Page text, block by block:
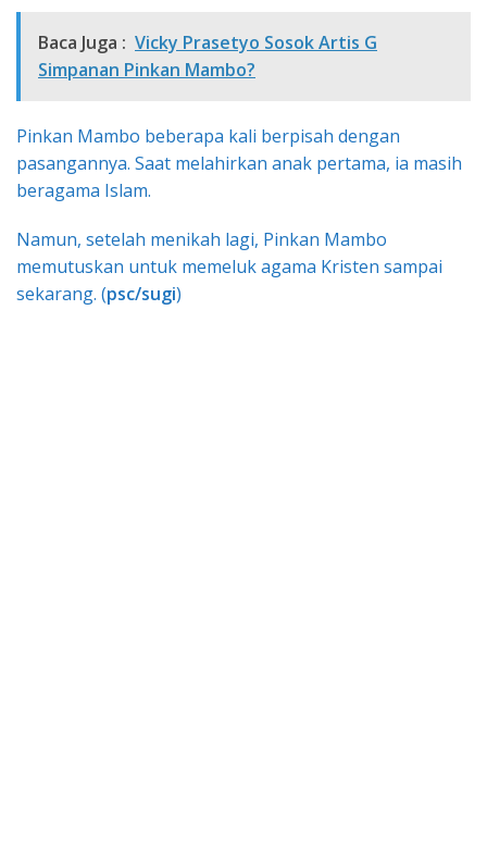
Baca Juga : Vicky Prasetyo Sosok Artis G
Simpanan Pinkan Mambo?
Pinkan Mambo beberapa kali berpisah dengan
pasangannya. Saat melahirkan anak pertama, ia masih
beragama Islam.
Namun, setelah menikah lagi, Pinkan Mambo
memutuskan untuk memeluk agama Kristen sampai
sekarang. (psc/sugi)